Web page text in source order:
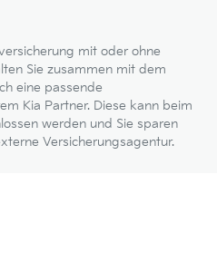
mit oder ohne
Sie zusammen mit dem
eine passende
Kia Partner. Diese kann beim
werden und Sie sparen
Versicherungsagentur.